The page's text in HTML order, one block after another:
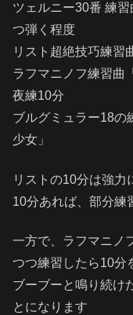
ツェルニー30番 練
つ弾く程度
リスト超絶技巧練
ラフマニノフ練習
夜練10分
ブルグミュラー18の
少女」
リストの10分は強力
10分あれば、部分練
一方で、ラフマニノ
つつ練習したら10分
ブーブーと鳴り続け
とになります